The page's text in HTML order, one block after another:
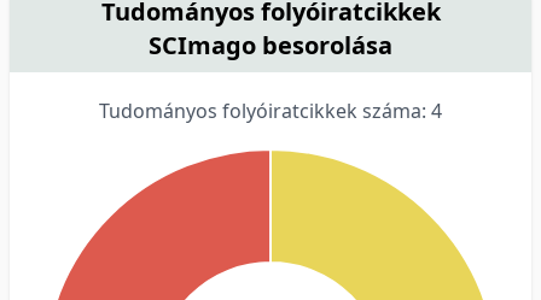
Tudományos folyóiratcikkek
SCImago besorolása
Tudományos folyóiratcikkek száma: 4